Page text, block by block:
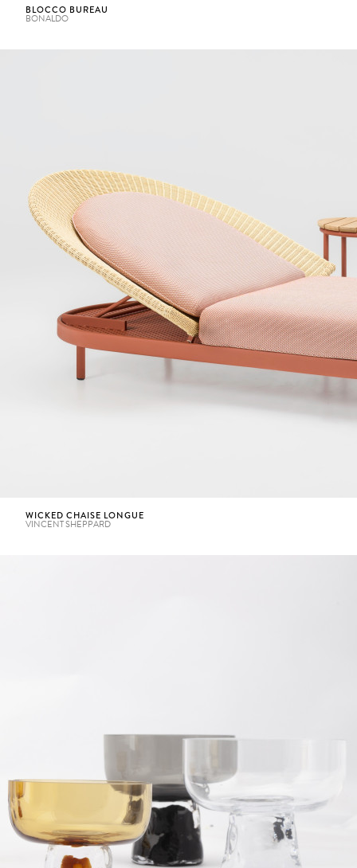
BLOCCO BUREAU
BONALDO
WICKED CHAISE LONGUE
VINCENT SHEPPARD